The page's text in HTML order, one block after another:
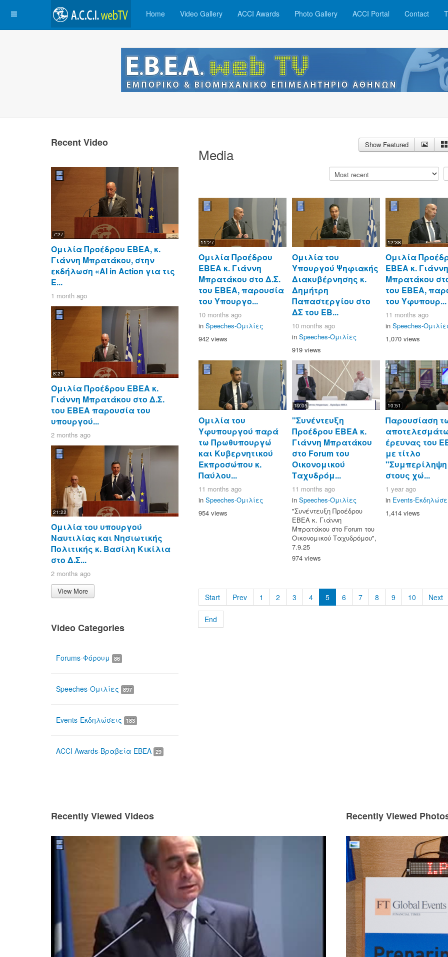
Home Video Gallery ACCI Awards Photo Gallery ACCI Portal Contact
Media
Show Featured
11:27
Ομιλία Προέδρου
ΕΒΕΑ κ. Γιάννη
Μπρατάκου στο Δ.Σ.
του ΕΒΕΑ, παρουσία
του Υπουργο...
10 months ago
in Speeches-Ομιλίες
942 views
Ομιλία του
Υπουργού Ψηφιακής
Διακυβέρνησης κ.
Δημήτρη
Παπαστεργίου στο
ΔΣ του ΕΒ...
10 months ago
inSpeeches-Ομιλίες
919 views
12:38
Ομιλία
ΕΒΕΑ κ.
Μπρατάκου
του ΕΒΕΑ,
του Υφυπουρ...
11 months ago
inSpeeches-
1,070 views
Ομιλία του
Υφυπουργού παρά
τω Πρωθυπουργώ
και Κυβερνητικού
Εκπροσώπου κ.
Παύλου...
11 months ago
in Speeches-Ομιλίες
954 views
19:05
"Συνέντευξη
Προέδρου ΕΒΕΑ κ.
Γιάννη Μπρατάκου
στο Forum του
Οικονομικού
Ταχυδρόμ...
11 months ago
inSpeeches-Ομιλίες
"Συνέντευξη Προέδρου
ΕΒΕΑ κ. Γιάννη
Μπρατάκου στο Forum του
Οικονομικού Ταχυδρόμου",
7.9.25
974 views
10:51
Παρουσίαση
έρευνας του
με τίτλο
"Συμπερίληψη
στους χώ...
1 year ago
in Events-
1,414 views
Start Prev 1 2 3 4 5 6 7 8 9 10 Next
End
Recent Video
7:27
Ομιλία Προέδρου ΕΒΕΑ, κ.
Γιάννη Μπρατάκου, στην
εκδήλωση «AI in Action για τις
Ε...
1 month ago
8:21
Ομιλία Προέδρου ΕΒΕΑ κ.
Γιάννη Μπρατάκου στο Δ.Σ.
του ΕΒΕΑ παρουσία του
υπουργού...
2 months ago
21:22
Ομιλία του υπουργού
Ναυτιλίας και Νησιωτικής
Πολιτικής κ. Βασίλη Κικίλια
στο Δ.Σ...
2 months ago
View More
Video Categories
Forums-Φόρουμ 86
Speeches-Ομιλίες 897
Events-Εκδηλώσεις 183
ACCI Awards-Βραβεία ΕΒΕΑ 29
Recently Viewed Videos Recently Viewed